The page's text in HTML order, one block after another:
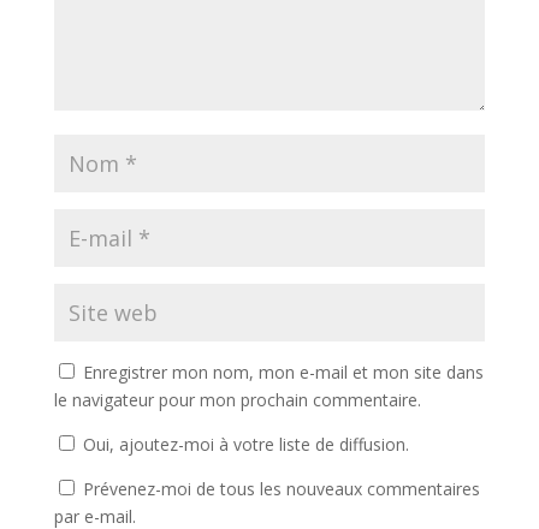
Enregistrer mon nom, mon e-mail et mon site dans
le navigateur pour mon prochain commentaire.
Oui, ajoutez-moi à votre liste de diffusion.
Prévenez-moi de tous les nouveaux commentaires
par e-mail.